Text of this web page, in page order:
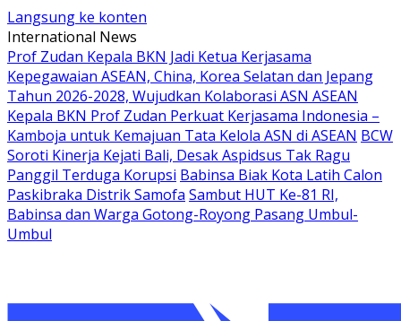
Langsung ke konten
International News
Prof Zudan Kepala BKN Jadi Ketua Kerjasama
Kepegawaian ASEAN, China, Korea Selatan dan Jepang
Tahun 2026-2028, Wujudkan Kolaborasi ASN ASEAN
Kepala BKN Prof Zudan Perkuat Kerjasama Indonesia –
Kamboja untuk Kemajuan Tata Kelola ASN di ASEAN BCW
Soroti Kinerja Kejati Bali, Desak Aspidsus Tak Ragu
Panggil Terduga Korupsi Babinsa Biak Kota Latih Calon
Paskibraka Distrik Samofa Sambut HUT Ke-81 RI,
Babinsa dan Warga Gotong-Royong Pasang Umbul-
Umbul